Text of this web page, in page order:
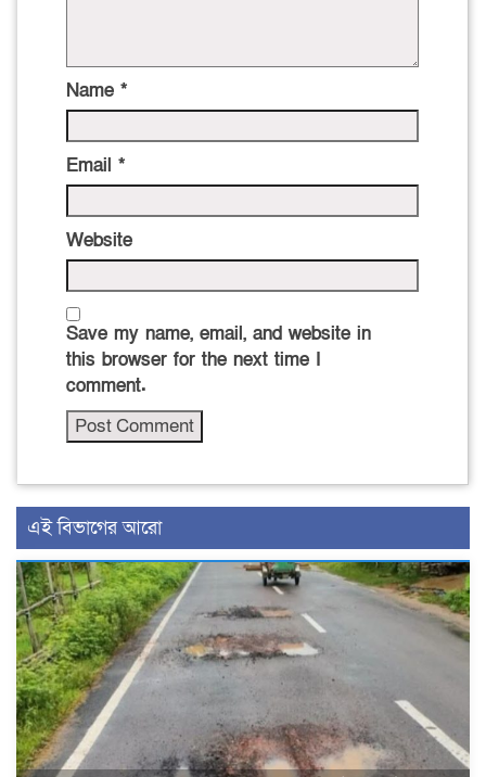
Name *
Email *
Website
Save my name, email, and website in
this browser for the next time I
comment.
এই বিভাগের আরো